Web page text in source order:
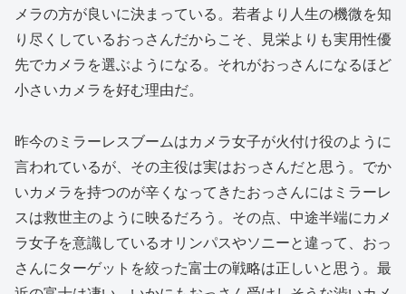
メラの方が良いに決まっている。若者より人生の機微を知
り尽くしているおっさんだからこそ、見栄よりも実用性優
先でカメラを選ぶようになる。それがおっさんになるほど
小さいカメラを好む理由だ。
昨今のミラーレスブームはカメラ女子が火付け役のように
言われているが、その主役は実はおっさんだと思う。でか
いカメラを持つのが辛くなってきたおっさんにはミラーレ
スは救世主のように映るだろう。その点、中途半端にカメ
ラ女子を意識しているオリンパスやソニーと違って、おっ
さんにターゲットを絞った富士の戦略は正しいと思う。最